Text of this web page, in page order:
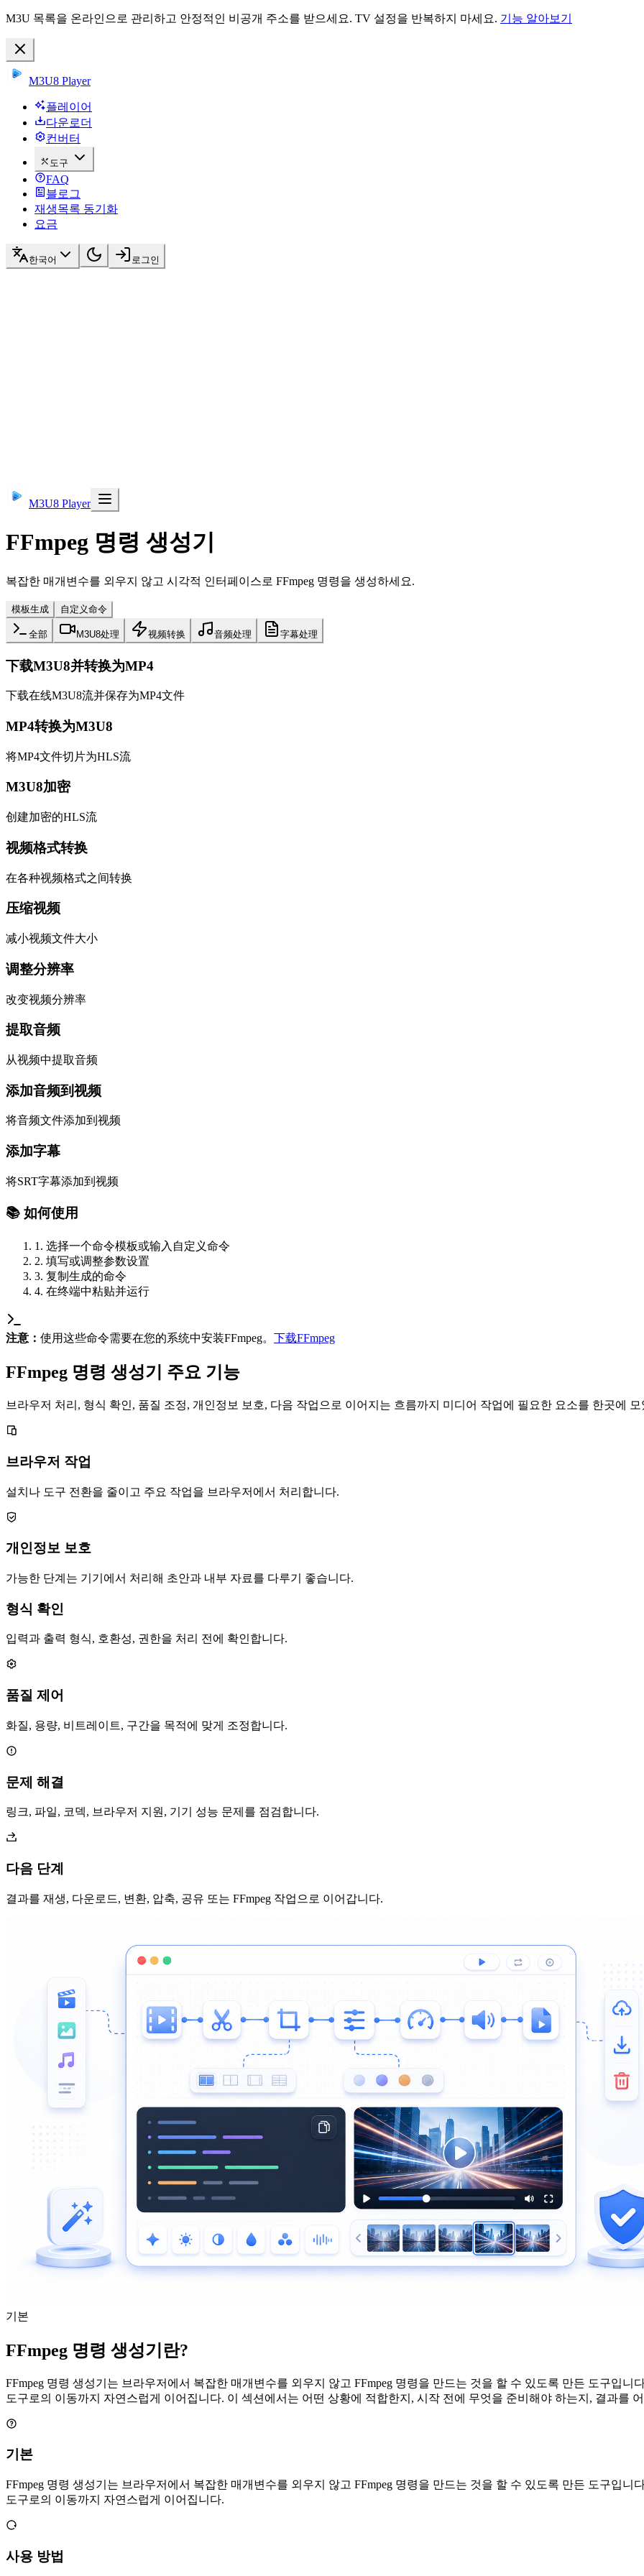
M3U 목록을 온라인으로 관리하고 안정적인 비공개 주소를 받으세요. TV 설정을 반복하지 마세요. 기능 알아보기
M3U8 Player
플레이어
다운로더
컨버터
도구
FAQ
블로그
재생목록 동기화
요금
한국어 로그인
M3U8 Player
FFmpeg 명령 생성기
복잡한 매개변수를 외우지 않고 시각적 인터페이스로 FFmpeg 명령을 생성하세요.
模板生成 自定义命令
全部 M3U8处理 视频转换 音频处理 字幕处理
下载M3U8并转换为MP4
下载在线M3U8流并保存为MP4文件
MP4转换为M3U8
将MP4文件切片为HLS流
M3U8加密
创建加密的HLS流
视频格式转换
在各种视频格式之间转换
压缩视频
减小视频文件大小
调整分辨率
改变视频分辨率
提取音频
从视频中提取音频
添加音频到视频
将音频文件添加到视频
添加字幕
将SRT字幕添加到视频
📚 如何使用
1. 选择一个命令模板或输入自定义命令
2. 填写或调整参数设置
3. 复制生成的命令
4. 在终端中粘贴并运行
注意： 使用这些命令需要在您的系统中安装FFmpeg。 下载FFmpeg
FFmpeg 명령 생성기 주요 기능
브라우저 처리, 형식 확인, 품질 조정, 개인정보 보호, 다음 작업으로 이어지는 흐름까지 미디어 작업에 필요한 요소를 한곳에 모
브라우저 작업
설치나 도구 전환을 줄이고 주요 작업을 브라우저에서 처리합니다.
개인정보 보호
가능한 단계는 기기에서 처리해 초안과 내부 자료를 다루기 좋습니다.
형식 확인
입력과 출력 형식, 호환성, 권한을 처리 전에 확인합니다.
품질 제어
화질, 용량, 비트레이트, 구간을 목적에 맞게 조정합니다.
문제 해결
링크, 파일, 코덱, 브라우저 지원, 기기 성능 문제를 점검합니다.
다음 단계
결과를 재생, 다운로드, 변환, 압축, 공유 또는 FFmpeg 작업으로 이어갑니다.
기본
FFmpeg 명령 생성기란?
FFmpeg 명령 생성기는 브라우저에서 복잡한 매개변수를 외우지 않고 FFmpeg 명령을 만드는 것을 할 수 있도록 만든 도구입
도구로의 이동까지 자연스럽게 이어집니다. 이 섹션에서는 어떤 상황에 적합한지, 시작 전에 무엇을 준비해야 하는지, 결과를
기본
FFmpeg 명령 생성기는 브라우저에서 복잡한 매개변수를 외우지 않고 FFmpeg 명령을 만드는 것을 할 수 있도록 만든 도구입
도구로의 이동까지 자연스럽게 이어집니다.
사용 방법